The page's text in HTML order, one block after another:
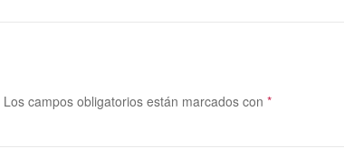
Los campos obligatorios están marcados con *